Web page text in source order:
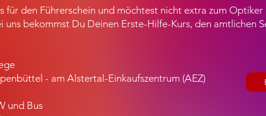
für den Führerschein und möchtest nicht extra zum
uns bekommst Du Deinen Erste-Hilfe-Kurs, den amtlichen
- am Alstertal-Einkaufszentrum (AEZ)
und Bus